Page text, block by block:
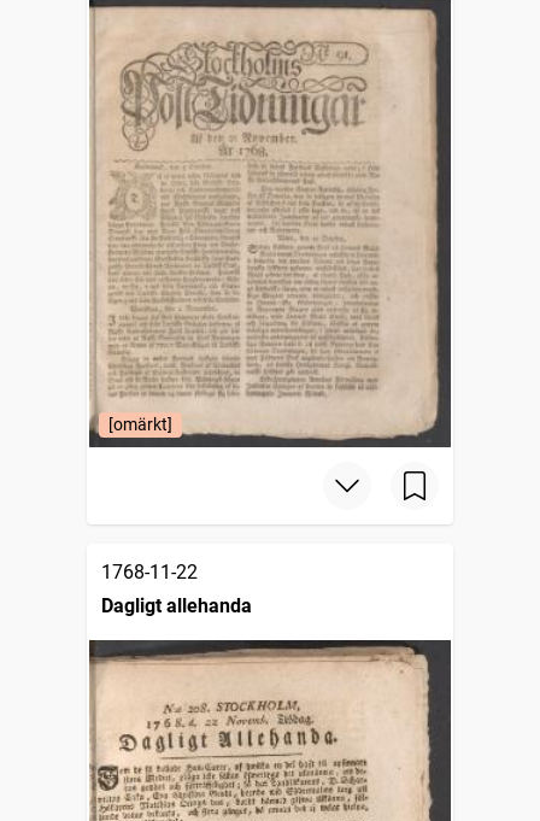
[omärkt]
1768-11-22
Dagligt allehanda